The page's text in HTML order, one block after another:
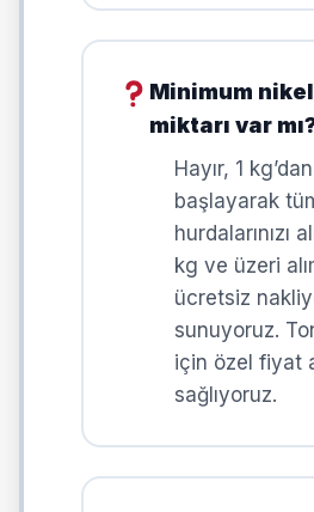
Minimum
miktarı var
Hayır, 1 kg’dan
başlayarak
hurdalarınızı
kg ve üzeri
ücretsiz
sunuyoruz.
için özel fiyat
sağlıyoruz.